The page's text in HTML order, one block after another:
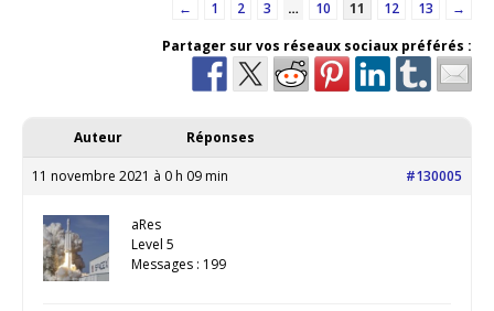
←
1 2 3 … 10 11 12 13
→
Partager sur vos réseaux sociaux préférés :
Auteur Réponses
11 novembre 2021 à 0 h 09 min #130005
aRes
Level 5
Messages : 199